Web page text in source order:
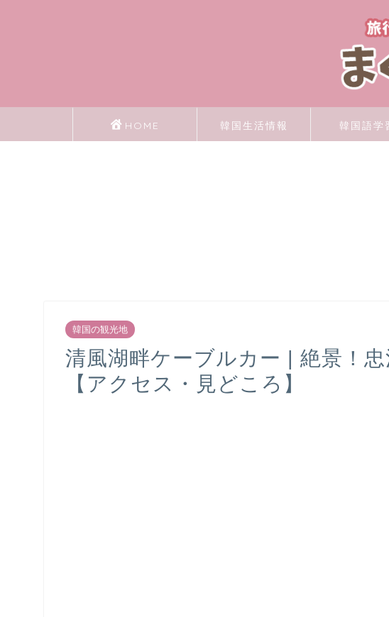
HOME 韓国生活情報 韓国語学
韓国の観光地
清風湖畔ケーブルカー | 絶景！
【アクセス・見どころ】